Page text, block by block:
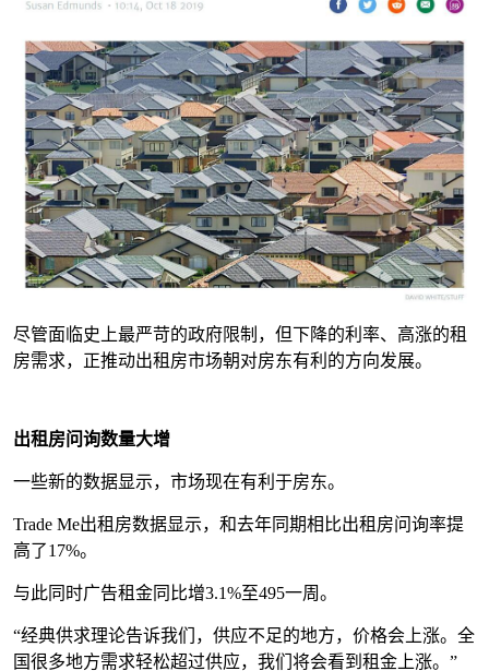
尽管面临史上最严苛的政府限制，但下降的利率、高涨的租
房需求，正推动出租房市场朝对房东有利的方向发展。
出租房问询数量大增
一些新的数据显示，市场现在有利于房东。
Trade Me出租房数据显示，和去年同期相比出租房问询率提
高了17%。
与此同时广告租金同比增3.1%至495一周。
“经典供求理论告诉我们，供应不足的地方，价格会上涨。全
国很多地方需求轻松超过供应，我们将会看到租金上涨。”